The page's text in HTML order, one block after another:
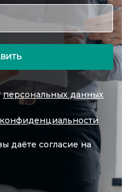
персональных данных
даёте согласие на